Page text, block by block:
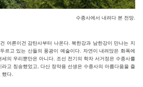
수종사에서 내려다 본 전망.
어른이건 감탄사부터 나온다. 북한강과 남한강이 만나는 지
르고 있는 산들의 풍광이 예술이다. 자연이 내려앉은 화폭에
의 우리뿐만은 아니다. 조선 전기의 학자 서거정은 수종사를
고 칭송했었고, 다산 정약용 선생은 수종사의 아름다움을 즐
했다.